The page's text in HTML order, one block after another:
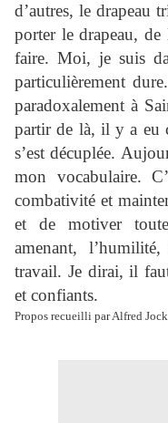
d’autres, le drapeau
porter le drapeau,
faire. Moi, je suis
particulièrement
paradoxalement à
partir de là, il y a eu
s’est décuplée.
mon vocabulaire.
combativité et
et de motiver
amenant,
travail. Je dirai, il
et confiants.
Propos recueilli par Alfred